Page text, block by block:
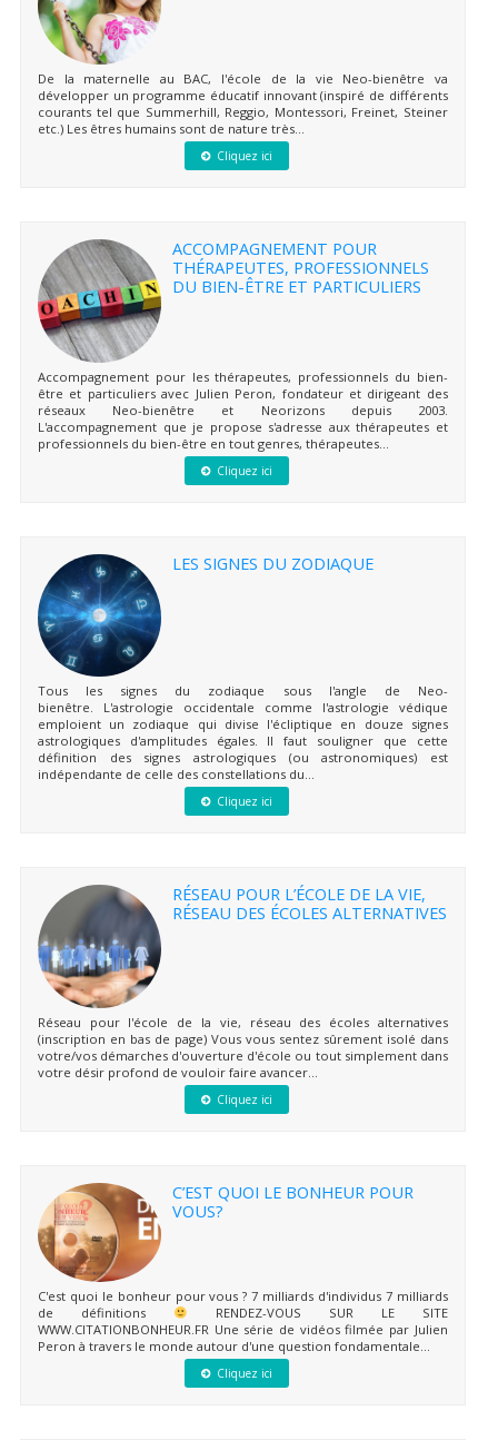
De la maternelle au BAC, l'école de la vie Neo-bienêtre va
développer un programme éducatif innovant (inspiré de différents
courants tel que Summerhill, Reggio, Montessori, Freinet, Steiner
etc.) Les êtres humains sont de nature très...
Cliquez ici
ACCOMPAGNEMENT POUR
THÉRAPEUTES, PROFESSIONNELS
DU BIEN-ÊTRE ET PARTICULIERS
Accompagnement pour les thérapeutes, professionnels du bien-
être et particuliers avec Julien Peron, fondateur et dirigeant des
réseaux Neo-bienêtre et Neorizons depuis 2003.
L'accompagnement que je propose s'adresse aux thérapeutes et
professionnels du bien-être en tout genres, thérapeutes...
Cliquez ici
LES SIGNES DU ZODIAQUE
Tous les signes du zodiaque sous l'angle de Neo-
bienêtre. L'astrologie occidentale comme l'astrologie védique
emploient un zodiaque qui divise l'écliptique en douze signes
astrologiques d'amplitudes égales. Il faut souligner que cette
définition des signes astrologiques (ou astronomiques) est
indépendante de celle des constellations du...
Cliquez ici
RÉSEAU POUR L’ÉCOLE DE LA VIE,
RÉSEAU DES ÉCOLES ALTERNATIVES
Réseau pour l'école de la vie, réseau des écoles alternatives
(inscription en bas de page) Vous vous sentez sûrement isolé dans
votre/vos démarches d'ouverture d'école ou tout simplement dans
votre désir profond de vouloir faire avancer...
Cliquez ici
C’EST QUOI LE BONHEUR POUR
VOUS?
C'est quoi le bonheur pour vous ? 7 milliards d'individus 7 milliards
de définitions
RENDEZ-VOUS SUR LE SITE
WWW.CITATIONBONHEUR.FR Une série de vidéos filmée par Julien
Peron à travers le monde autour d'une question fondamentale...
Cliquez ici